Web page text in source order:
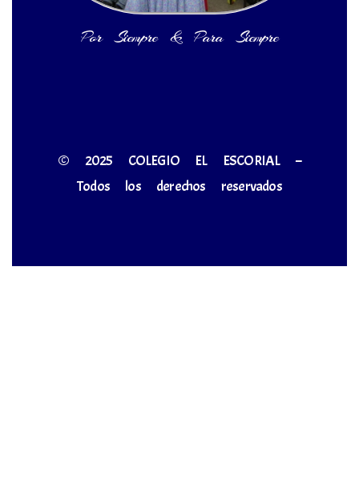
Por Siempre & Para Siempre
© 2025 COLEGIO EL ESCORIAL –
Todos los derechos reservados